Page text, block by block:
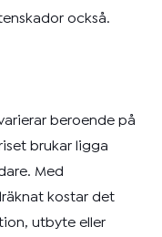
också.
beroende på
brukar ligga
Med
kostar det
utbyte eller